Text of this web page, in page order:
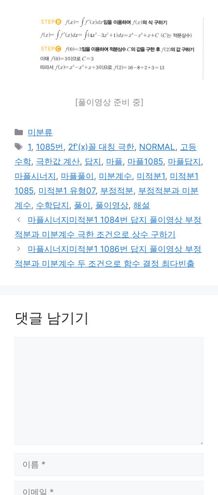
[풀이영상 준비 중]
카
테
고
리
미분류
태
그
1, 1085번 , 2f'(x)꼴 대칭 극한, NORMAL, 고등
수학, 극한값 계산, 답지 , 마플, 마플1085, 마플답지 ,
마플시너지 , 마플풀이 , 미분계수, 미적분1, 미적분1
1085, 미적분1 유형07, 부정적분, 부정적분과 미분
계수, 수학답지 , 풀이 , 풀이영상, 해설
마플시너지미적분1 1084번 답지 풀이영상 부정
적분과 미분계수 극한 조건으로 상수 구하기
마플시너지미적분1 1086번 답지 풀이영상 부정
적분과 미분계수 두 조건으로 함수 결정 최다빈출
댓글 남기기